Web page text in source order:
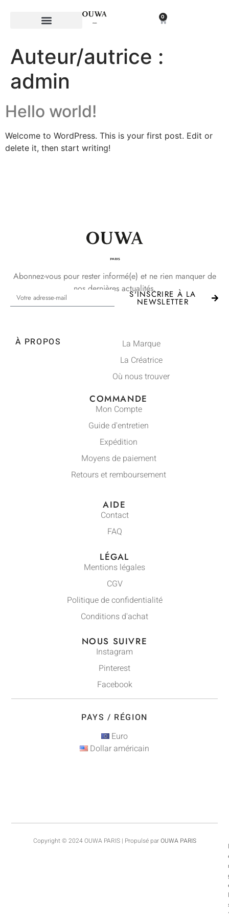
0
Auteur/autrice :
admin
Hello world!
Welcome to WordPress. This is your first post. Edit or
delete it, then start writing!
Abonnez-vous pour rester informé(e) et ne rien manquer de
nos dernières actualités.S'INSCRIRE À LA
NEWSLETTER
À PROPOS
La Marque
La Créatrice
Où nous trouver
COMMANDE
Mon Compte
Guide d'entretien
Expédition
Moyens de paiement
Retours et remboursement
AIDE
Contact
FAQ
LÉGAL
Mentions légales
CGV
Politique de confidentialité
Conditions d'achat
NOUS SUIVRE
Instagram
Pinterest
Facebook
PAYS / RÉGION
Euro
Dollar américain
Copyright © 2024 OUWA PARIS | Propulsé parOUWA PARIS